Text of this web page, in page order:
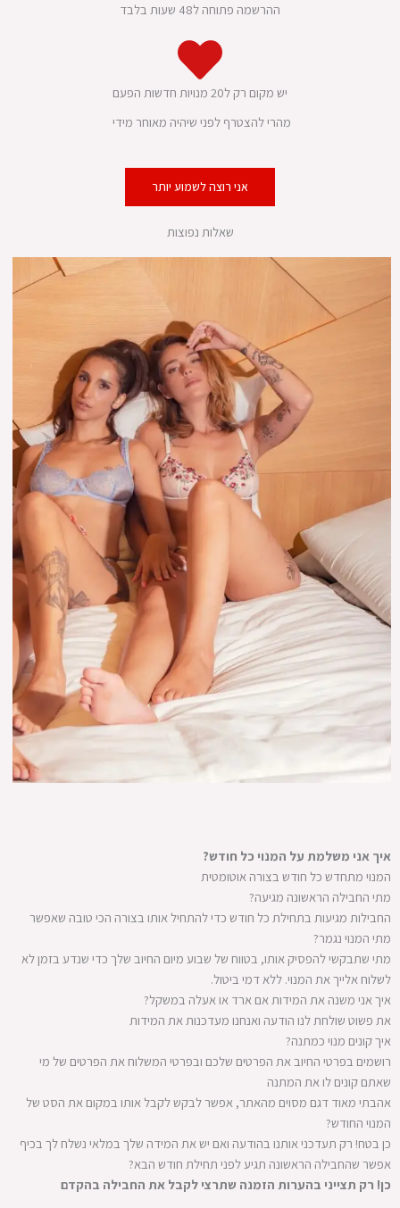
ההרשמה פתוחה ל48 שעות בלבד
יש מקום רק ל20 מנויות חדשות הפעם
מהרי להצטרף לפני שיהיה מאוחר מידי
אני רוצה לשמוע יותר
שאלות נפוצות
איך אני משלמת על המנוי כל חודש?
המנוי מתחדש כל חודש בצורה אוטומטית
מתי החבילה הראשונה מגיעה?
החבילות מגיעות בתחילת כל חודש כדי להתחיל אותו בצורה הכי טובה שאפשר
מתי המנוי נגמר?
מתי שתבקשי להפסיק אותו, בטווח של שבוע מיום החיוב שלך כדי שנדע בזמן לא
לשלוח אלייך את המנוי. ללא דמי ביטול.
איך אני משנה את המידות אם ארד או אעלה במשקל?
את פשוט שולחת לנו הודעה ואנחנו מעדכנות את המידות
איך קונים מנוי כמתנה?
רושמים בפרטי החיוב את הפרטים שלכם ובפרטי המשלוח את הפרטים של מי
שאתם קונים לו את המתנה
אהבתי מאוד דגם מסוים מהאתר, אפשר לבקש לקבל אותו במקום את הסט של
המנוי החודש?
כן בטח! רק תעדכני אותנו בהודעה ואם יש את המידה שלך במלאי נשלח לך בכיף
אפשר שהחבילה הראשונה תגיע לפני תחילת חודש הבא?
כן! רק תצייני בהערות הזמנה שתרצי לקבל את החבילה בהקדם